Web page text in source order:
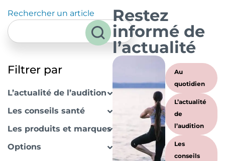
Rechercher un article
Filtrer par
L’actualité de l’audition
Les conseils santé
Les produits et marques
Options
Restez
informé de
l’actualité
Au
quotidien
L’actualité
de
l’audition
Les
conseils